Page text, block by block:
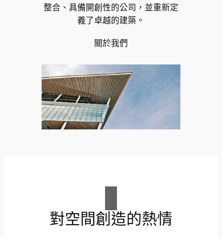
整合、具備開創性的公司，並重新定
義了卓越的建築。
關於我們
對空間創造的熱情